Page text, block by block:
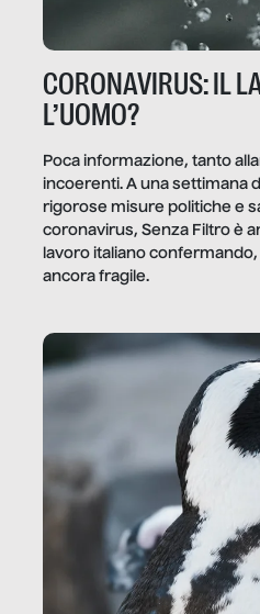
CORONAVIRUS: IL
L’UOMO?
Poca informazione, tanto
incoerenti. A una settimana
rigorose misure politiche e
coronavirus, Senza Filtro è
lavoro italiano
ancora fragile.